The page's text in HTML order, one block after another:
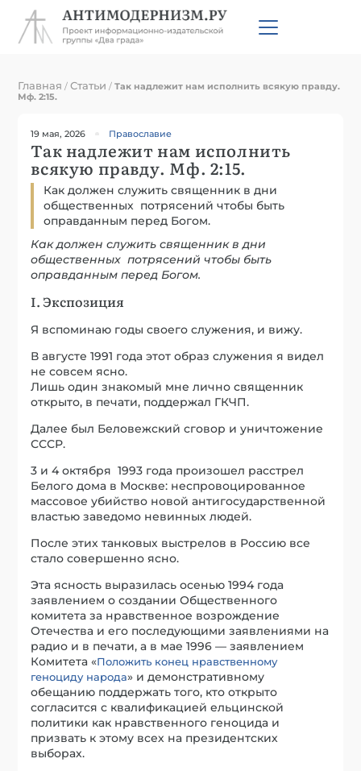
Главная /Статьи /Так надлежит нам исполнить всякую правду.
Мф. 2:15.
19 мая, 2026 Православие
Так надлежит нам исполнить
всякую правду. Мф. 2:15.
Как должен служить священник в дни
общественных потрясений чтобы быть
оправданным перед Богом.
Как должен служить священник в дни
общественных потрясений чтобы быть
оправданным перед Богом.
I. Экспозиция
Я вспоминаю годы своего служения, и вижу.
В августе 1991 года этот образ служения я видел
не совсем ясно.
Лишь один знакомый мне лично священник
открыто, в печати, поддержал ГКЧП.
Далее был Беловежский сговор и уничтожение
СССР.
3 и 4 октября 1993 года произошел расстрел
Белого дома в Москве: неспровоцированное
массовое убийство новой антигосударственной
властью заведомо невинных людей.
После этих танковых выстрелов в Россию все
стало совершенно ясно.
Эта ясность выразилась осенью 1994 года
заявлением о создании Общественного
комитета за нравственное возрождение
Отечества и его последующими заявлениями на
радио и в печати, а в мае 1996 — заявлением
Комитета «Положить конец нравственному
геноциду народа» и демонстративному
обещанию поддержать того, кто открыто
согласится с квалификацией ельцинской
политики как нравственного геноцида и
призвать к этому всех на президентских
выборах.